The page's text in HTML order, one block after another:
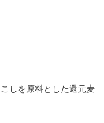
しを原料とした還元麦